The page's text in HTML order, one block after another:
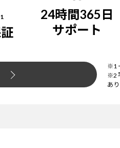
24時間365日
サポート
※1
※2
あり